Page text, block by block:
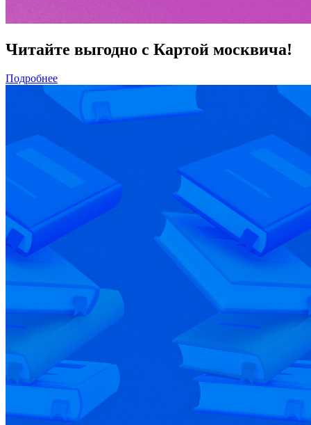
Читайте выгодно с Картой москвича!
Подробнее